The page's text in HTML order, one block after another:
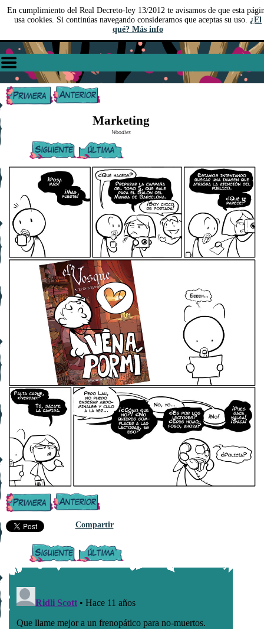
En cumplimiento del Real Decreto-ley 13/2012 te avisamos de que esta
usa cookies. Si continúas navegando consideramos que aceptas su uso. ¿El
qué? Más info
Marketing
Woodies
Compartir